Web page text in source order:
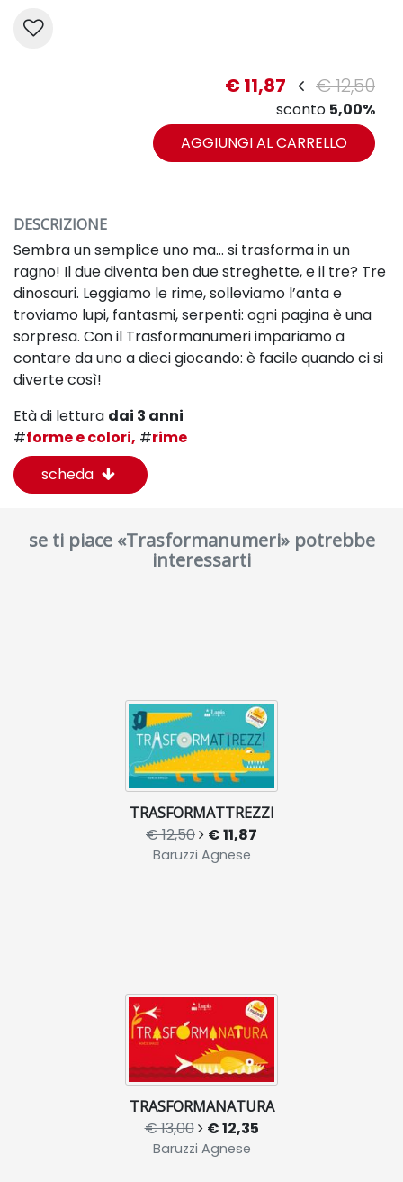
€ 11,87 € 12,50
sconto 5,00%
AGGIUNGI AL CARRELLO
DESCRIZIONE
Sembra un semplice uno ma… si trasforma in un
ragno! Il due diventa ben due streghette, e il tre? Tre
dinosauri. Leggiamo le rime, solleviamo l’anta e
troviamo lupi, fantasmi, serpenti: ogni pagina è una
sorpresa. Con il Trasformanumeri impariamo a
contare da uno a diecigiocando: è facile quando ci si
diverte così!
Età di lettura dai 3 anni
#forme e colori, #rime
scheda
se ti piace «Trasformanumeri» potrebbe
interessarti
TRASFORMATTREZZI
€ 12,50 € 11,87
Baruzzi Agnese
TRASFORMANATURA
€ 13,00 € 12,35
Baruzzi Agnese